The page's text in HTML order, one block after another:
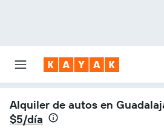
Alquiler de autos en
$5/día